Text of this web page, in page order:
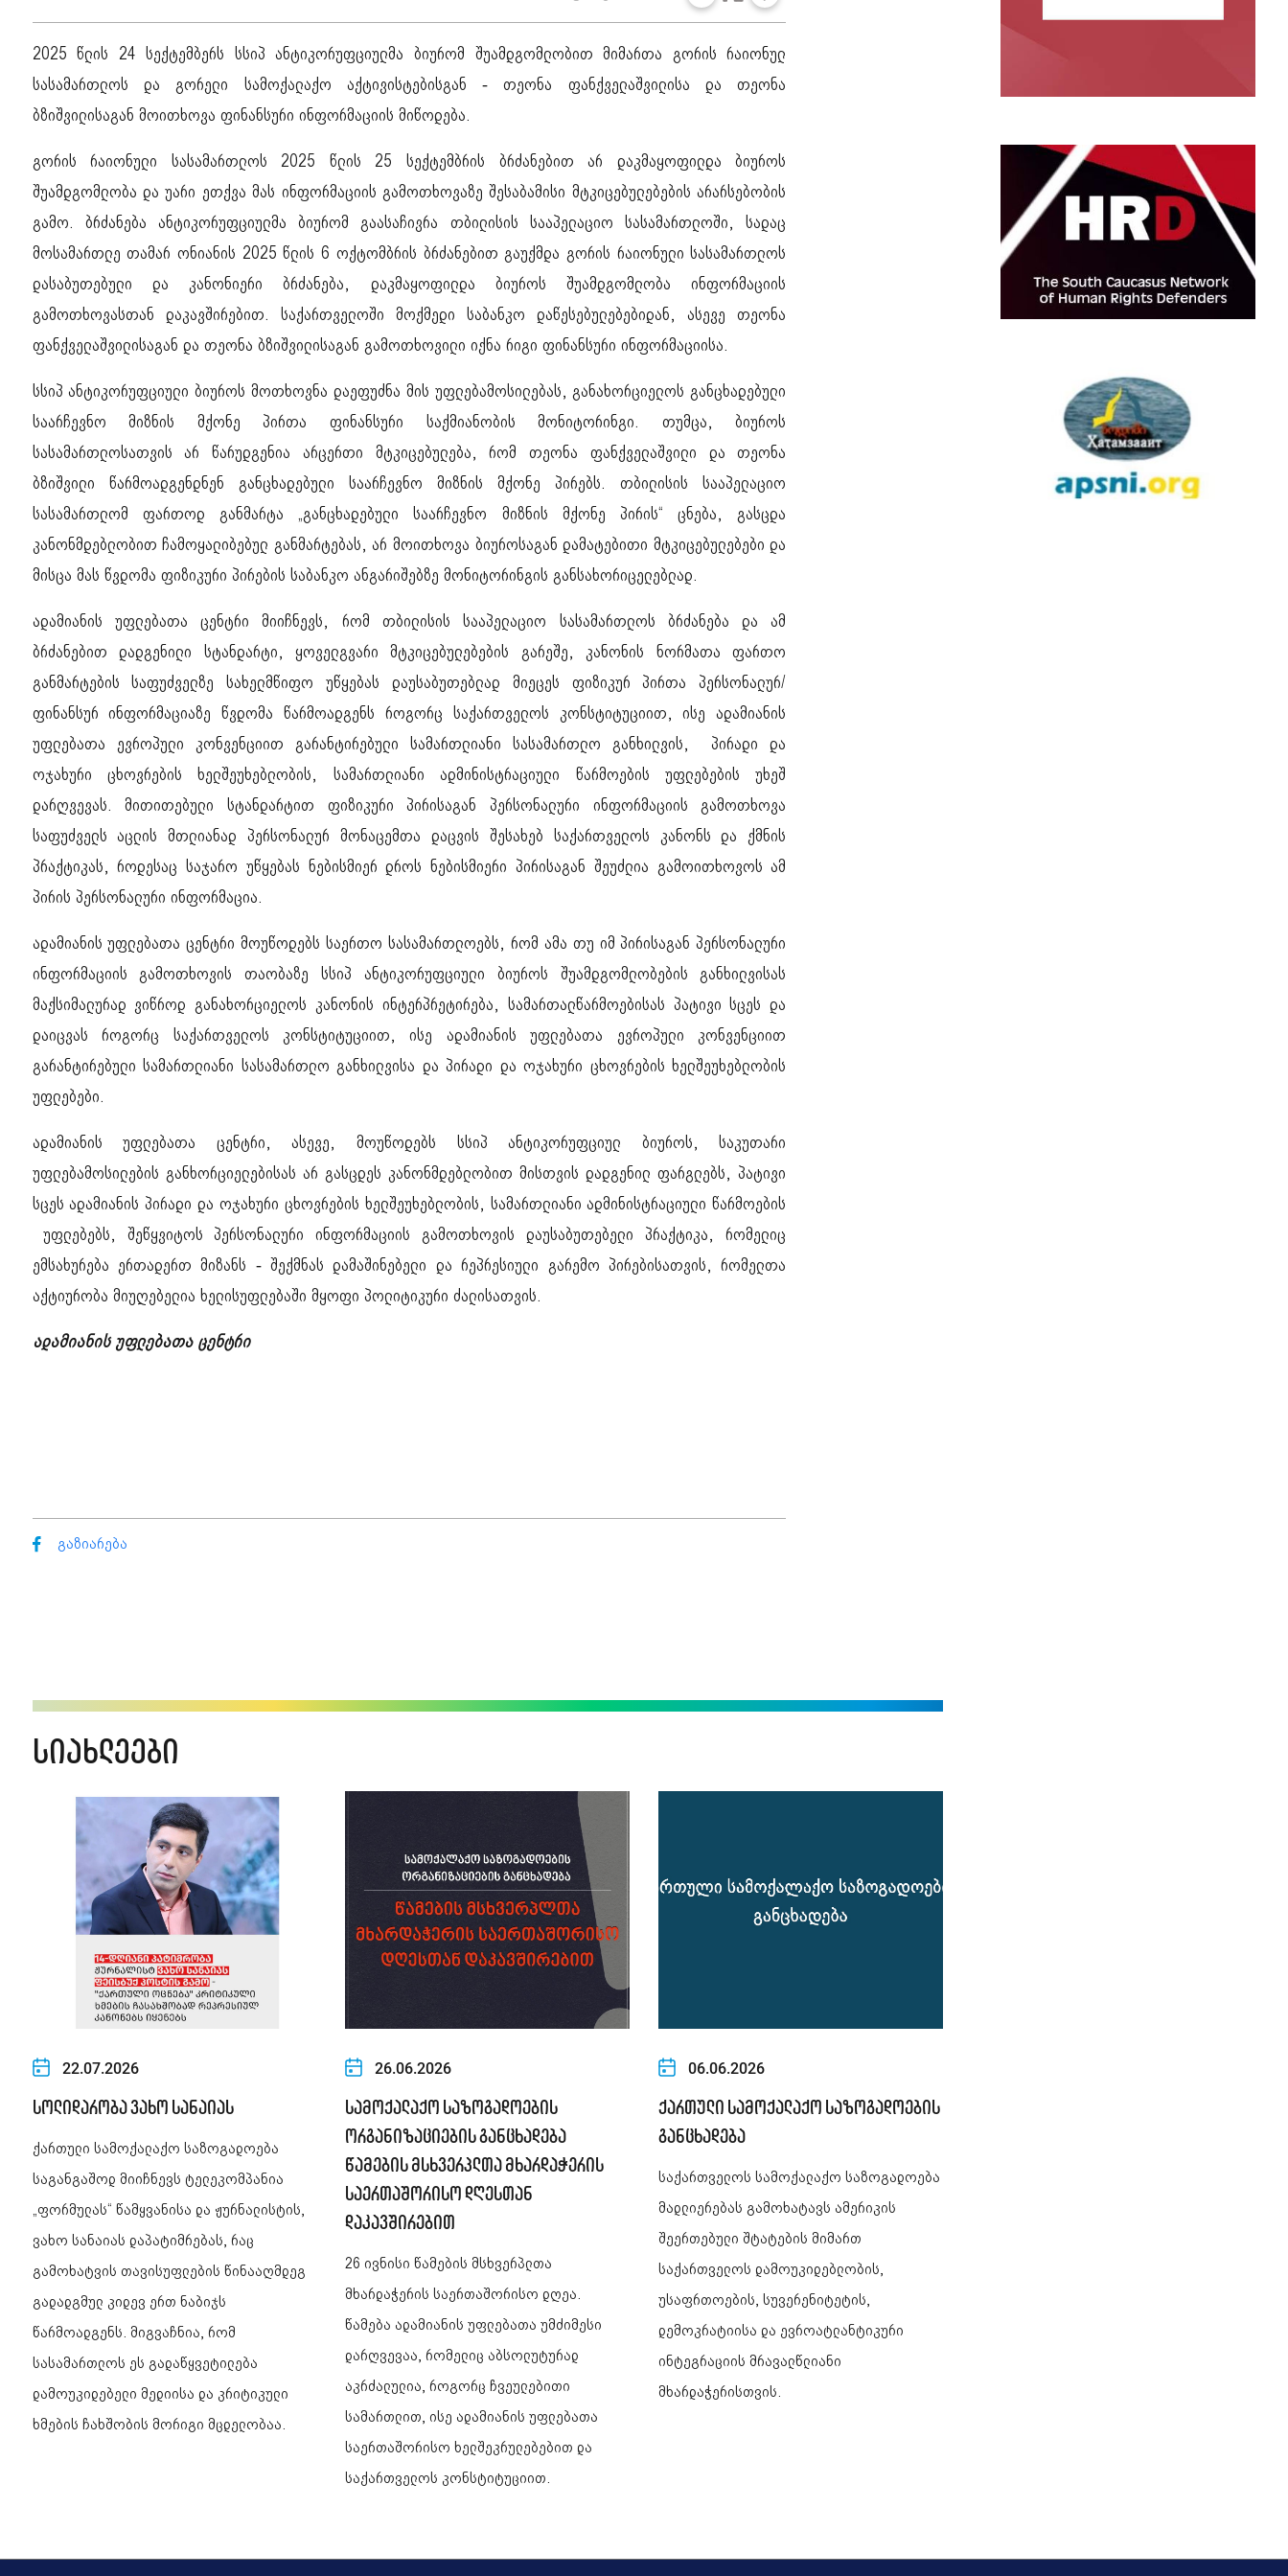
2025 წლის 24 სექტემბერს სსიპ ანტიკორუფციულმა ბიურომ შუამდგომლობით მიმართა გორის რაიონულ
სასამართლოს და გორელი სამოქალაქო აქტივისტებისგან - თეონა ფანქველაშვილისა და თეონა
ბზიშვილისაგან მოითხოვა ფინანსური ინფორმაციის მიწოდება.
გორის რაიონული სასამართლოს 2025 წლის 25 სექტემბრის ბრძანებით არ დაკმაყოფილდა ბიუროს
შუამდგომლობა და უარი ეთქვა მას ინფორმაციის გამოთხოვაზე შესაბამისი მტკიცებულებების არარსებობის
გამო. ბრძანება ანტიკორუფციულმა ბიურომ გაასაჩივრა თბილისის სააპელაციო სასამართლოში, სადაც
მოსამართლე თამარ ონიანის 2025 წლის 6 ოქტომბრის ბრძანებით გაუქმდა გორის რაიონული სასამართლოს
დასაბუთებული და კანონიერი ბრძანება, დაკმაყოფილდა ბიუროს შუამდგომლობა ინფორმაციის
გამოთხოვასთან დაკავშირებით. საქართველოში მოქმედი საბანკო დაწესებულებებიდან, ასევე თეონა
ფანქველაშვილისაგან და თეონა ბზიშვილისაგან გამოთხოვილი იქნა რიგი ფინანსური ინფორმაციისა.
სსიპ ანტიკორუფციული ბიუროს მოთხოვნა დაეფუძნა მის უფლებამოსილებას, განახორციელოს განცხადებული
საარჩევნო მიზნის მქონე პირთა ფინანსური საქმიანობის მონიტორინგი. თუმცა, ბიუროს
სასამართლოსათვის არ წარუდგენია არცერთი მტკიცებულება, რომ თეონა ფანქველაშვილი და თეონა
ბზიშვილი წარმოადგენდნენ განცხადებული საარჩევნო მიზნის მქონე პირებს. თბილისის სააპელაციო
სასამართლომ ფართოდ განმარტა „განცხადებული საარჩევნო მიზნის მქონე პირის“ ცნება, გასცდა
კანონმდებლობით ჩამოყალიბებულ განმარტებას, არ მოითხოვა ბიუროსაგან დამატებითი მტკიცებულებები და
მისცა მას წვდომა ფიზიკური პირების საბანკო ანგარიშებზე მონიტორინგის განსახორიცელებლად.
ადამიანის უფლებათა ცენტრი მიიჩნევს, რომ თბილისის სააპელაციო სასამართლოს ბრძანება და ამ
ბრძანებით დადგენილი სტანდარტი, ყოველგვარი მტკიცებულებების გარეშე, კანონის ნორმათა ფართო
განმარტების საფუძველზე სახელმწიფო უწყებას დაუსაბუთებლად მიეცეს ფიზიკურ პირთა პერსონალურ/
ფინანსურ ინფორმაციაზე წვდომა წარმოადგენს როგორც საქართველოს კონსტიტუციით, ისე ადამიანის
უფლებათა ევროპული კონვენციით გარანტირებული სამართლიანი სასამართლო განხილვის, პირადი და
ოჯახური ცხოვრების ხელშეუხებლობის, სამართლიანი ადმინისტრაციული წარმოების უფლებების უხეშ
დარღვევას. მითითებული სტანდარტით ფიზიკური პირისაგან პერსონალური ინფორმაციის გამოთხოვა
საფუძველს აცლის მთლიანად პერსონალურ მონაცემთა დაცვის შესახებ საქართველოს კანონს და ქმნის
პრაქტიკას, როდესაც საჯარო უწყებას ნებისმიერ დროს ნებისმიერი პირისაგან შეუძლია გამოითხოვოს ამ
პირის პერსონალური ინფორმაცია.
ადამიანის უფლებათა ცენტრი მოუწოდებს საერთო სასამართლოებს, რომ ამა თუ იმ პირისაგან პერსონალური
ინფორმაციის გამოთხოვის თაობაზე სსიპ ანტიკორუფციული ბიუროს შუამდგომლობების განხილვისას
მაქსიმალურად ვიწროდ განახორციელოს კანონის ინტერპრეტირება, სამართალწარმოებისას პატივი სცეს და
დაიცვას როგორც საქართველოს კონსტიტუციით, ისე ადამიანის უფლებათა ევროპული კონვენციით
გარანტირებული სამართლიანი სასამართლო განხილვისა და პირადი და ოჯახური ცხოვრების ხელშეუხებლობის
უფლებები.
ადამიანის უფლებათა ცენტრი, ასევე, მოუწოდებს სსიპ ანტიკორუფციულ ბიუროს, საკუთარი
უფლებამოსილების განხორციელებისას არ გასცდეს კანონმდებლობით მისთვის დადგენილ ფარგლებს, პატივი
სცეს ადამიანის პირადი და ოჯახური ცხოვრების ხელშეუხებლობის, სამართლიანი ადმინისტრაციული წარმოების
უფლებებს, შეწყვიტოს პერსონალური ინფორმაციის გამოთხოვის დაუსაბუთებელი პრაქტიკა, რომელიც
ემსახურება ერთადერთ მიზანს - შექმნას დამაშინებელი და რეპრესიული გარემო პირებისათვის, რომელთა
აქტიურობა მიუღებელია ხელისუფლებაში მყოფი პოლიტიკური ძალისათვის.
ადამიანის უფლებათა ცენტრი
გაზიარება
სიახლეები
22.07.2026
სოლიდარობა ვახო სანაიას
ქართული სამოქალაქო საზოგადოება
საგანგაშოდ მიიჩნევს ტელეკომპანია
„ფორმულას“ წამყვანისა და ჟურნალისტის,
ვახო სანაიას დაპატიმრებას, რაც
გამოხატვის თავისუფლების წინააღმდეგ
გადადგმულ კიდევ ერთ ნაბიჯს
წარმოადგენს. მიგვაჩნია, რომ
სასამართლოს ეს გადაწყვეტილება
დამოუკიდებელი მედიისა და კრიტიკული
ხმების ჩახშობის მორიგი მცდელობაა.
26.06.2026
სამოქალაქო საზოგადოების
ორგანიზაციების განცხადება
წამების მსხვერპლთა მხარდაჭერის
საერთაშორისო დღესთან
დაკავშირებით
26 ივნისი წამების მსხვერპლთა
მხარდაჭერის საერთაშორისო დღეა.
წამება ადამიანის უფლებათა უმძიმესი
დარღვევაა, რომელიც აბსოლუტურად
აკრძალულია, როგორც ჩვეულებითი
სამართლით, ისე ადამიანის უფლებათა
საერთაშორისო ხელშეკრულებებით და
საქართველოს კონსტიტუციით.
06.06.2026
ქართული სამოქალაქო საზოგადოების
განცხადება
საქართველოს სამოქალაქო საზოგადოება
მადლიერებას გამოხატავს ამერიკის
შეერთებული შტატების მიმართ
საქართველოს დამოუკიდებლობის,
უსაფრთოების, სუვერენიტეტის,
დემოკრატიისა და ევროატლანტიკური
ინტეგრაციის მრავალწლიანი
მხარდაჭერისთვის.